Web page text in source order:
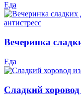
Еда
Вечеринка
Еда
Сладкий